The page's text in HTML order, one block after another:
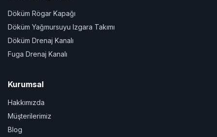
Döküm Rögar Kapağı
Döküm Yağmursuyu Izgara Takımı
Döküm Drenaj Kanalı
Fuga Drenaj Kanalı
Kurumsal
Hakkımızda
Müşterilerimiz
Blog